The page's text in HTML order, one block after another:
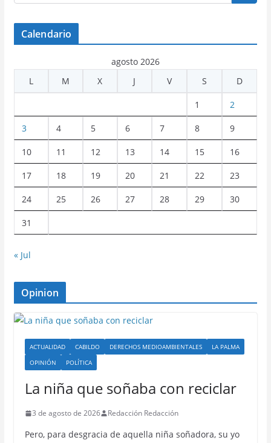
Calendario
agosto 2026
L
M X J V S D
1 2
3 4 5 6 7 8 9
10 11 12 13 14 15 16
17 18 19 20 21 22 23
24 25 26 27 28 29 30
31
« Jul
Opinion
ACTUALIDAD CABILDO DERECHOS MEDIOAMBIENTALES
LA PALMA
OPINIÓN
POLÍTICA
La niña que soñaba con reciclar
3 de agosto de 2026 Redacción Redacción
Pero, para desgracia de aquella niña soñadora, su yo